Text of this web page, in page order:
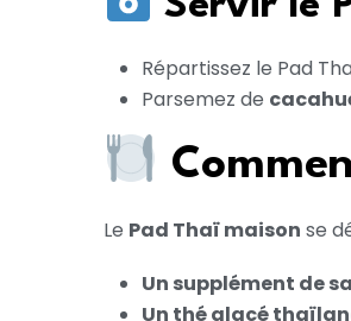
Répartissez le Pad
Parsemez de
Le Pad Thaï maison se
Un supplément de
Un thé glacé